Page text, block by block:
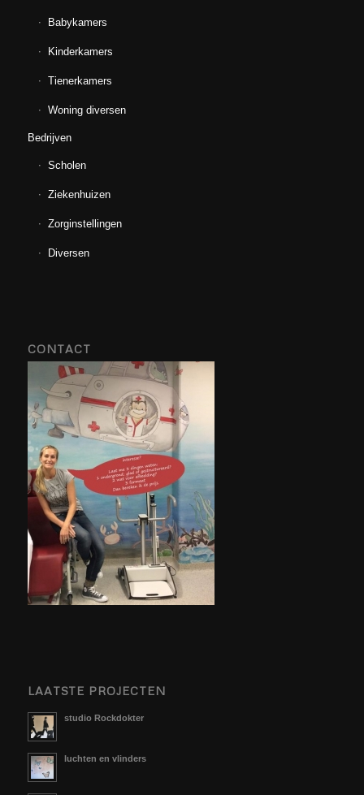
Babykamers
Kinderkamers
Tienerkamers
Woning diversen
Bedrijven
Scholen
Ziekenhuizen
Zorginstellingen
Diversen
CONTACT
LAATSTE PROJECTEN
studio Rockdokter
luchten en vlinders